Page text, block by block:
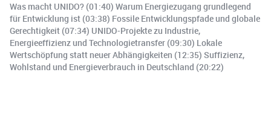
Was macht UNIDO? (01:40) Warum Energiezugang grundlegend
für Entwicklung ist (03:38) Fossile Entwicklungspfade und globale
Gerechtigkeit (07:34) UNIDO-Projekte zu Industrie,
Energieeffizienz und Technologietransfer (09:30) Lokale
Wertschöpfung statt neuer Abhängigkeiten (12:35) Suffizienz,
Wohlstand und Energieverbrauch in Deutschland (20:22)